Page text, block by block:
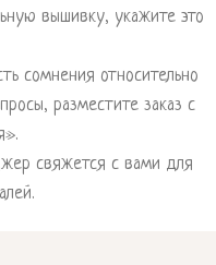
вышивку, укажите это
сомнения относительно
разместите заказ с
свяжется с вами для